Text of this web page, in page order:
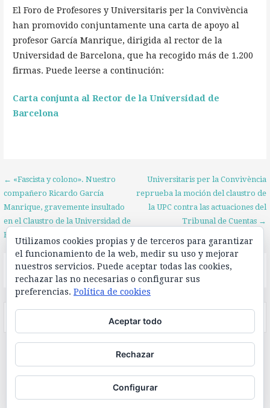
El Foro de Profesores y Universitaris per la Convivència
han promovido conjuntamente una carta de apoyo al
profesor García Manrique, dirigida al rector de la
Universidad de Barcelona, que ha recogido más de 1.200
firmas. Puede leerse a continución:
Carta conjunta al Rector de la Universidad de
Barcelona
Navegación
de
entradas
← «Fascista y colono». Nuestro
compañero Ricardo García
Manrique, gravemente insultado
en el Claustro de la Universidad de
Barcelona
Universitaris per la Convivència
reprueba la moción del claustro de
la UPC contra las actuaciones del
Tribunal de Cuentas →
El feed de Twitter no está disponible en este momento.
Buscar:
Copyright © 2026 Universitaris per la Convivència
Utilizamos cookies propias y de terceros para garantizar
el funcionamiento de la web, medir su uso y mejorar
nuestros servicios. Puede aceptar todas las cookies,
rechazar las no necesarias o configurar sus
preferencias. Política de cookies
Aceptar todo
Rechazar
Configurar